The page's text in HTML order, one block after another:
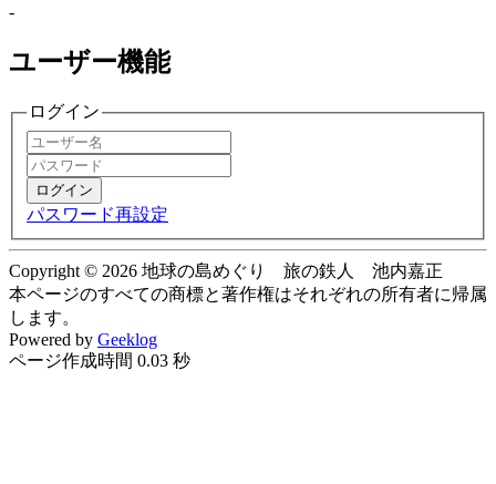
-
ユーザー機能
ログイン
ログイン
パスワード再設定
Copyright © 2026 地球の島めぐり 旅の鉄人 池内嘉正
本ページのすべての商標と著作権はそれぞれの所有者に帰属
します。
Powered by Geeklog
ページ作成時間 0.03 秒